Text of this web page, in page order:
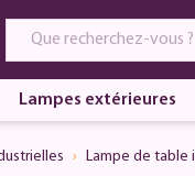
Lampes extérieures
Lampe de table